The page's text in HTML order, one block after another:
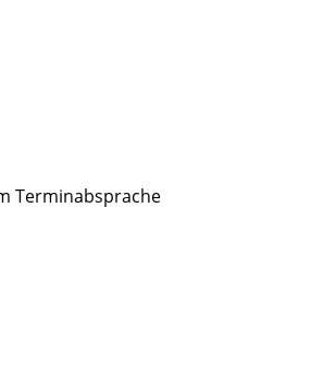
Terminabsprache